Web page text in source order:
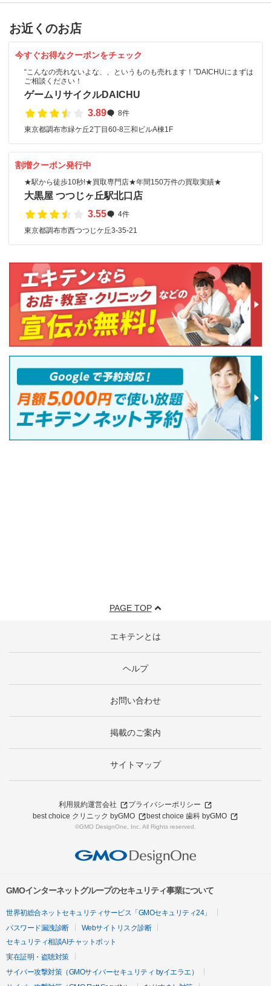
お近くのお店
今すぐお得なクーポンをチェック
“こんなの売れないよな、、というものも売れます！”DAICHUにまずは
ご相談ください！
ゲームリサイクルDAICHU
3.89
8件
東京都調布市緑ケ丘2丁目60-8三和ビルA棟1F
割増クーポン発行中
★駅から徒歩10秒!★買取専門店★年間150万件の買取実績★
大黒屋 つつじヶ丘駅北口店
3.55
4件
東京都調布市西つつじケ丘3-35-21
PAGE TOP
エキテンとは
ヘルプ
お問い合わせ
掲載のご案内
サイトマップ
利用規約運営会社
プライバシーポリシー
best choice クリニック byGMO
best choice 歯科 byGMO
©GMO DesignOne, Inc. All Rights reserved.
GMOインターネットグループのセキュリティ事業について
世界初総合ネットセキュリティサービス「GMOセキュリティ24」
パスワード漏洩診断
Webサイトリスク診断
セキュリティ相談AIチャットボット
実在証明・盗聴対策
サイバー攻撃対策（GMOサイバーセキュリティ byイエラエ）